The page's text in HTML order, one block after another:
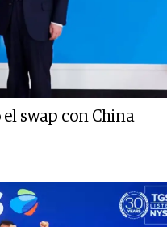
swap con China